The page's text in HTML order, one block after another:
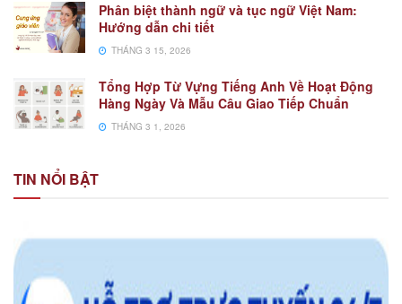
Phân biệt thành ngữ và tục ngữ Việt Nam:
Hướng dẫn chi tiết
THÁNG 3 15, 2026
Tổng Hợp Từ Vựng Tiếng Anh Về Hoạt Động
Hàng Ngày Và Mẫu Câu Giao Tiếp Chuẩn
THÁNG 3 1, 2026
TIN NỔI BẬT